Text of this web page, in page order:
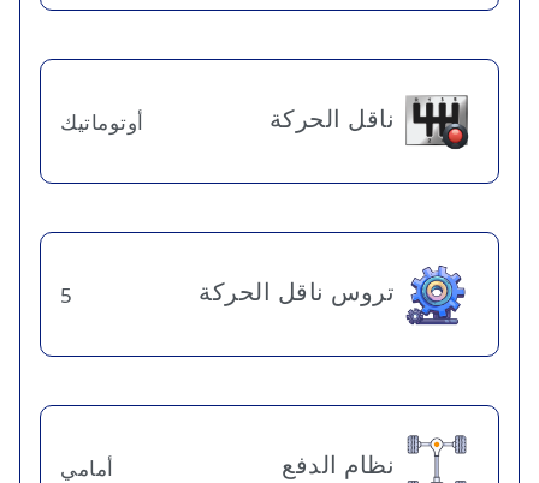
ناقل الحركة أوتوماتيك
تروس ناقل الحركة 5
نظام الدفع أمامي